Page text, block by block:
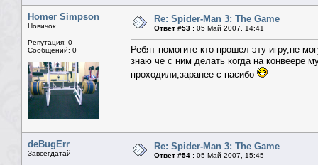
Homer Simpson
Новичок
Репутация: 0
Сообщений: 0
Re: Spider-Man 3: The Game
Ответ #53 : 05 Май 2007, 14:41
Ребят помогите кто прошел эту игру,не
знаю че с ним делать когда на конвеере
проходили,заранее с пасибо
deBugЕrr
Завсегдатай
Re: Spider-Man 3: The Game
Ответ #54 : 05 Май 2007, 15:45